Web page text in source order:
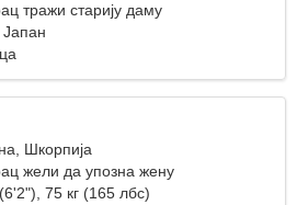
тражи старију даму
Шкорпија
жели да упозна жену
75 кг (165 лбс)